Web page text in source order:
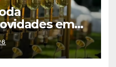
em
para
de